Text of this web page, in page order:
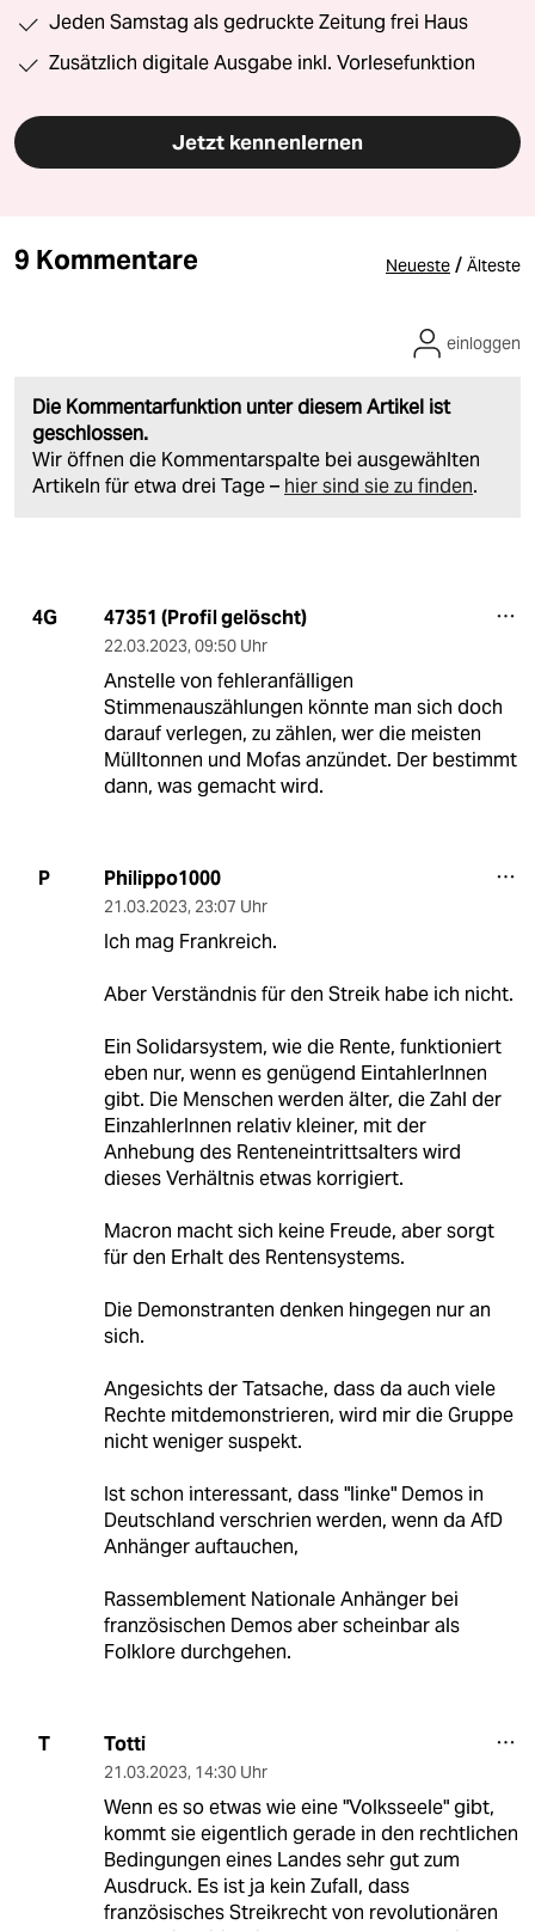
Jeden Samstag als gedruckte Zeitung frei Haus
Zusätzlich digitale Ausgabe inkl. Vorlesefunktion
Jetzt kennenlernen
9 Kommentare Neueste / Älteste
Die Kommentarfunktion unter diesem Artikel ist
geschlossen.
Wir öffnen die Kommentarspalte bei ausgewählten
Artikeln für etwa drei Tage – hier sind sie zu finden.
einloggen
4G 47351 (Profil gelöscht)
22.03.2023, 09:50 Uhr
Anstelle von fehleranfälligen
Stimmenauszählungen könnte man sich doch
darauf verlegen, zu zählen, wer die meisten
Mülltonnen und Mofas anzündet. Der bestimmt
dann, was gemacht wird.
P Philippo1000
21.03.2023, 23:07 Uhr
Ich mag Frankreich.
Aber Verständnis für den Streik habe ich nicht.
Ein Solidarsystem, wie die Rente, funktioniert
eben nur, wenn es genügend EintahlerInnen
gibt. Die Menschen werden älter, die Zahl der
EinzahlerInnen relativ kleiner, mit der
Anhebung des Renteneintrittsalters wird
dieses Verhältnis etwas korrigiert.
Macron macht sich keine Freude, aber sorgt
für den Erhalt des Rentensystems.
Die Demonstranten denken hingegen nur an
sich.
Angesichts der Tatsache, dass da auch viele
Rechte mitdemonstrieren, wird mir die Gruppe
nicht weniger suspekt.
Ist schon interessant, dass "linke" Demos in
Deutschland verschrien werden, wenn da AfD
Anhänger auftauchen,
Rassemblement Nationale Anhänger bei
französischen Demos aber scheinbar als
Folklore durchgehen.
T Totti
21.03.2023, 14:30 Uhr
Wenn es so etwas wie eine "Volksseele" gibt,
kommt sie eigentlich gerade in den rechtlichen
Bedingungen eines Landes sehr gut zum
Ausdruck. Es ist ja kein Zufall, dass
französisches Streikrecht von revolutionären